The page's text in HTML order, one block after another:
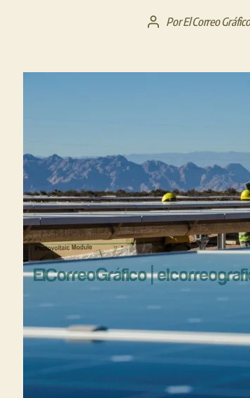
Autor
entrada
PorEl Correo Gráfico